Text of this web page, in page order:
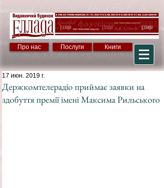
Про нас Послуги Книги
Держкомтелерадіо приймає заявки на
здобуття премії імені Максима Рильського
17 июн. 2019 г.